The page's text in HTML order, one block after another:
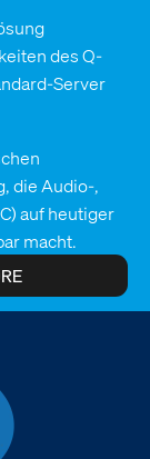
des Q-
Server
die Audio-,
auf heutiger
macht.